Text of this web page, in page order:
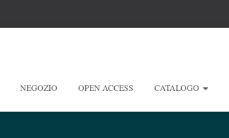
NEGOZIO OPEN ACCESS CATALOGO